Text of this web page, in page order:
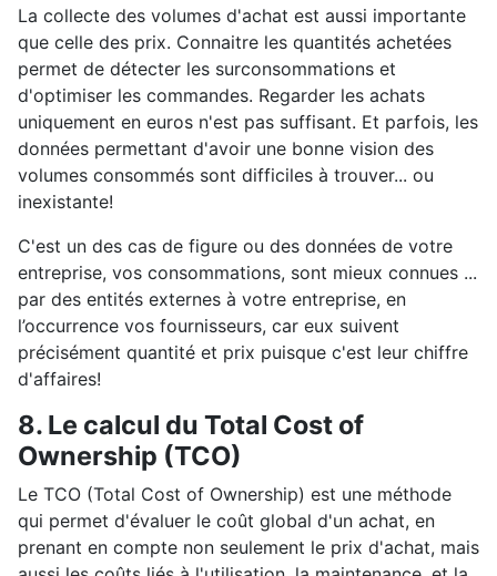
La collecte des volumes d'achat est aussi importante
que celle des prix. Connaitre les quantités achetées
permet de détecter les surconsommations et
d'optimiser les commandes. Regarder les achats
uniquement en euros n'est pas suffisant. Et parfois, les
données permettant d'avoir une bonne vision des
volumes consommés sont difficiles à trouver... ou
inexistante!
C'est un des cas de figure ou des données de votre
entreprise, vos consommations, sont mieux connues ...
par des entités externes à votre entreprise, en
l’occurrence vos fournisseurs, car eux suivent
précisément quantité et prix puisque c'est leur chiffre
d'affaires!
8. Le calcul du Total Cost of
Ownership (TCO)
Le TCO (Total Cost of Ownership) est une méthode
qui permet d'évaluer le coût global d'un achat, en
prenant en compte non seulement le prix d'achat, mais